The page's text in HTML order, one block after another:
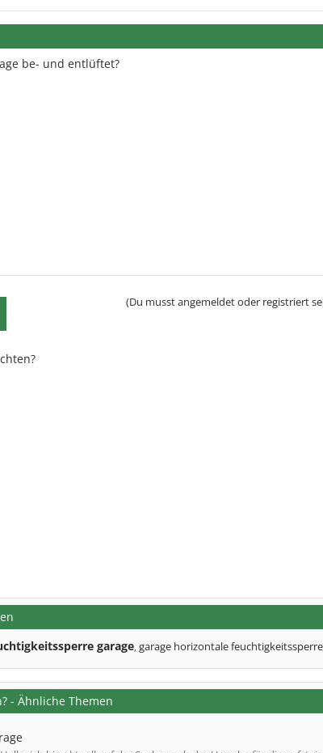
be- und entlüftet?
(Du musst angemeldet oder registriert
garage, garage horizontale feuchtigkeitssperre
- Ähnliche Themen